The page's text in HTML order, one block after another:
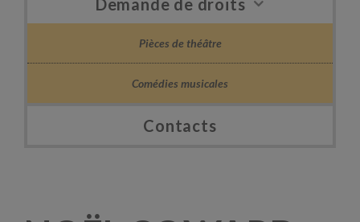
Demande de droits
Pièces de théâtre
Comédies musicales
Contacts